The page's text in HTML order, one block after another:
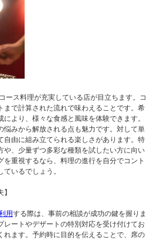
ース料理が充実している店が目立ちます。コ
まで計算された流れで味わえることです。希
より、様々な食感と風味を体験できます。
悩みから解放される点も魅力です。対して単
自由に組み立てられる楽しさがあります。特
や、少量ずつ多彩な種類を試したい方に向い
重視するなら、料理の進行を自分でコント
いるでしょう。
用する際は、事前の相談が成功の鍵を握りま
レートやデザートの特別対応を受け付けてお
れます。予約時に目的を伝えることで、席の